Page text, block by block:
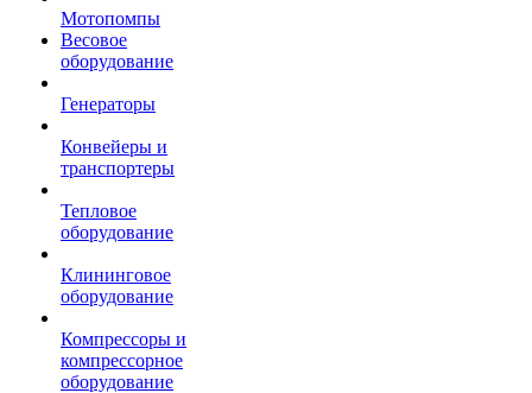
Мотопомпы
Весовое
оборудование
Генераторы
Конвейеры и
транспортеры
Тепловое
оборудование
Клининговое
оборудование
Компрессоры и
компрессорное
оборудование